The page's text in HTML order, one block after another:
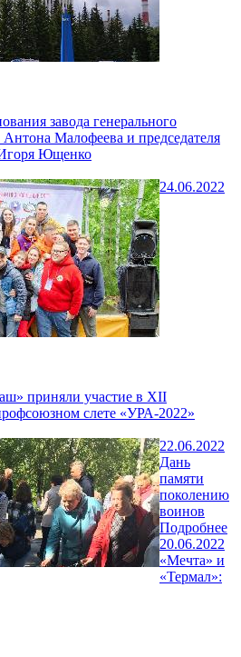
завода генерального
Малофеева и председателя
Ющенко
24.06.2022
приняли участие в XII
слете «УРА-2022»
22.06.2022
Дань
памяти
поколению
воинов
Подробнее
20.06.2022
«Мечта» и
«Термал»: